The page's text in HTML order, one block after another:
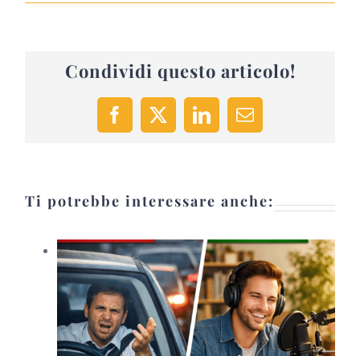
Condividi questo articolo!
Facebook
X LinkedInEmail
Ti potrebbe interessare anche: